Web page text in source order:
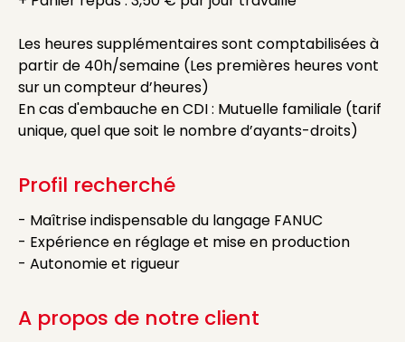
Les heures supplémentaires sont comptabilisées à
partir de 40h/semaine (Les premières heures vont
sur un compteur d’heures)
En cas d'embauche en CDI : Mutuelle familiale (tarif
unique, quel que soit le nombre d’ayants-droits)
Profil recherché
- Maîtrise indispensable du langage FANUC
- Expérience en réglage et mise en production
- Autonomie et rigueur
A propos de notre client